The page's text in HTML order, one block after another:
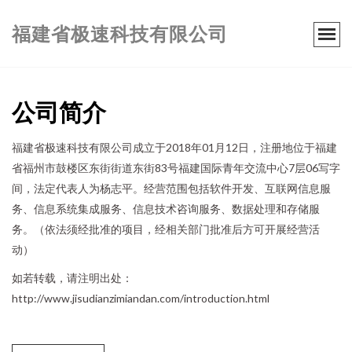
福建省极速科技有限公司
公司简介
福建省极速科技有限公司成立于2018年01月12日，注册地位于福建
省福州市鼓楼区东街街道东街83号福建国际青年交流中心7层06写字
间，法定代表人为杨志平。经营范围包括软件开发、互联网信息服
务、信息系统集成服务、信息技术咨询服务、数据处理和存储服
务。（依法须经批准的项目，经相关部门批准后方可开展经营活
动）
如若转载，请注明出处：
http://www.jisudianzimiandan.com/introduction.html